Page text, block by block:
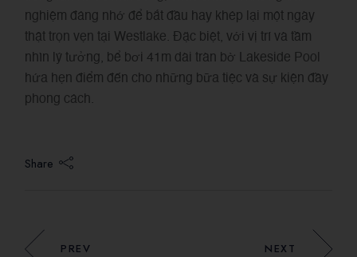
nghiệm đáng nhớ để bắt đầu hay khép lại một ngày
thật trọn vẹn tại Westlake. Đặc biệt, với vị trí và tầm
nhìn lý tưởng, bể bơi 41m dài tràn bờ Lakeside Pool
hứa hẹn điểm đến cho những bữa tiệc và sự kiện đầy
phong cách.
Share
PREV NEXT